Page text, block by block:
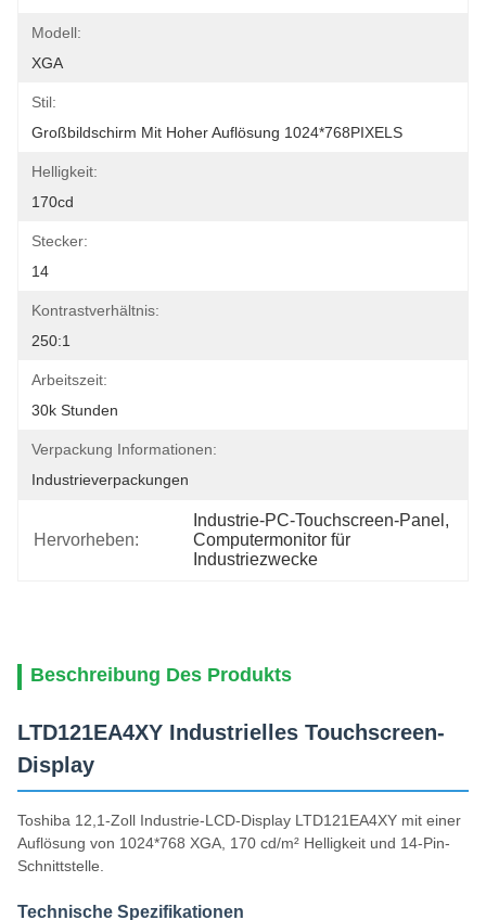
Modell:
XGA
Stil:
Großbildschirm Mit Hoher Auflösung 1024*768PIXELS
Helligkeit:
170cd
Stecker:
14
Kontrastverhältnis:
250:1
Arbeitszeit:
30k Stunden
Verpackung Informationen:
Industrieverpackungen
Hervorheben:
Industrie-PC-Touchscreen-Panel
Computermonitor für
Industriezwecke
Beschreibung Des Produkts
LTD121EA4XY Industrielles Touchscreen-
Display
Toshiba 12,1-Zoll Industrie-LCD-Display LTD121EA4XY mit einer
Auflösung von 1024*768 XGA, 170 cd/m² Helligkeit und 14-Pin-
Schnittstelle.
Technische Spezifikationen